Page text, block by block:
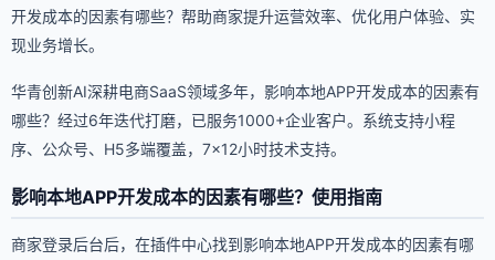
开发成本的因素有哪些？帮助商家提升运营效率、优化用户体验、实
现业务增长。
华青创新AI深耕电商SaaS领域多年，影响本地APP开发成本的因素有
哪些？经过6年迭代打磨，已服务1000+企业客户。系统支持小程
序、公众号、H5多端覆盖，7×12小时技术支持。
影响本地APP开发成本的因素有哪些？使用指南
商家登录后台后，在插件中心找到影响本地APP开发成本的因素有哪